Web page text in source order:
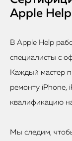
Apple Help
В Apple Help
специалисты с
Каждый мастер
ремонту iPhone,
квалификацию
Мы следим,